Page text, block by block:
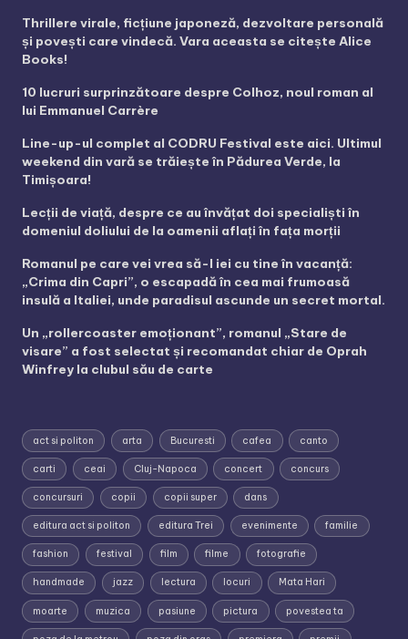
Thrillere virale, ficțiune japoneză, dezvoltare personală
și povești care vindecă. Vara aceasta se citește Alice
Books!
10 lucruri surprinzătoare despre Colhoz, noul roman al
lui Emmanuel Carrère
Line-up-ul complet al CODRU Festival este aici. Ultimul
weekend din vară se trăiește în Pădurea Verde, la
Timișoara!
Lecții de viață, despre ce au învățat doi specialiști în
domeniul doliului de la oamenii aflați în fața morții
Romanul pe care vei vrea să-l iei cu tine în vacanță:
„Crima din Capri”, o escapadă în cea mai frumoasă
insulă a Italiei, unde paradisul ascunde un secret mortal.
Un „rollercoaster emoționant”, romanul „Stare de
visare” a fost selectat și recomandat chiar de Oprah
Winfrey la clubul său de carte
act si politon arta Bucuresti cafea canto
carti ceai Cluj-Napoca concert concurs
concursuri copii copii super dans
editura act si politon editura Trei evenimente familie
fashion festival film filme fotografie
handmade jazz lectura locuri Mata Hari
moarte muzica pasiune pictura povestea ta